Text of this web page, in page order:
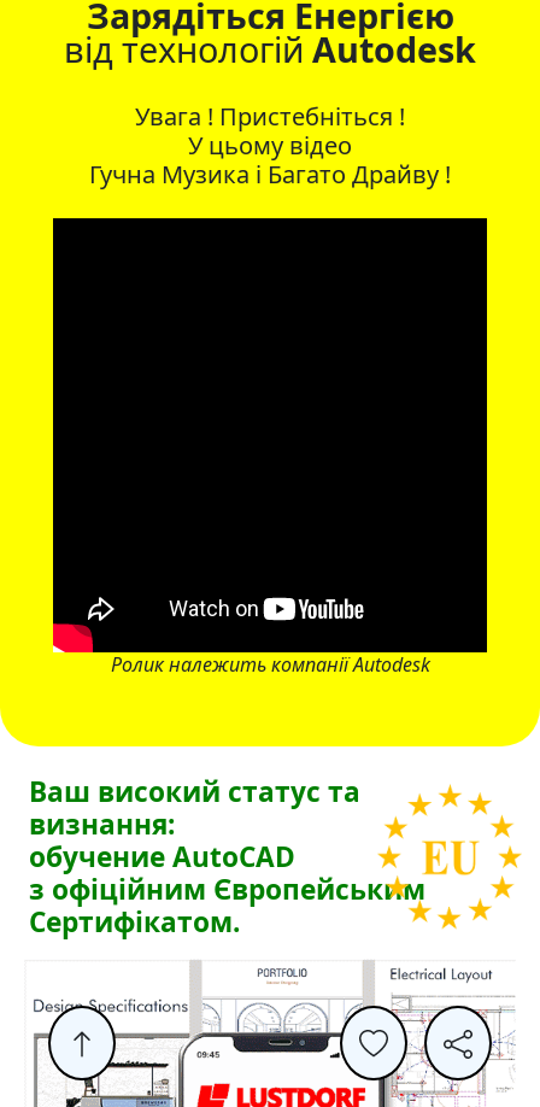
Зарядіться Енергією
від технологій Autodesk
Увага ! Пристебніться !
У цьому відео
Гучна Музика і Багато Драйву !
Ролик належить компанії Autodesk
Ваш високий статус та
визнання:
обучение AutoCAD
з офіційним Європейським
Сертифікатом.